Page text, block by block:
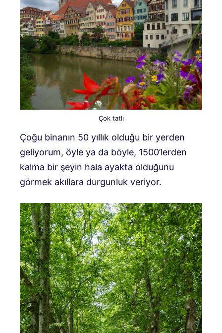
Çok tatlı
Çoğu binanın 50 yıllık olduğu bir yerden
geliyorum, öyle ya da böyle, 1500’lerden
kalma bir şeyin hala ayakta olduğunu
görmek akıllara durgunluk veriyor.